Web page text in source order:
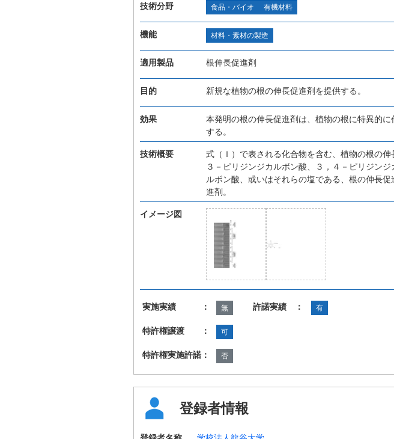
技術分野 食品・バイオ 有機材料
機能 材料・素材の製造
適用製品 根伸長促進剤
目的 新規な植物の根の伸長促進剤を提供する。
効果
本発明の根の伸長促進剤は、植物の根に特異的
する。
技術概要
式（Ｉ）で表される化合物を含む、植物の根の
３－ピリジンジカルボン酸、３，４－ピリジン
ルボン酸、或いはそれらの塩である、根の伸長
進剤。
イメージ図
実施実績 ： 無 許諾実績 ： 有
特許権譲渡 ： 可
特許権実施許諾： 否
登録者情報